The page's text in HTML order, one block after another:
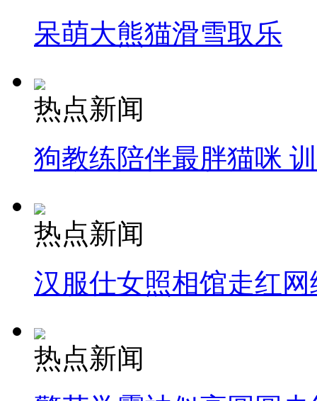
呆萌大熊猫滑雪取乐
热点新闻
狗教练陪伴最胖猫咪
热点新闻
汉服仕女照相馆走红网
热点新闻